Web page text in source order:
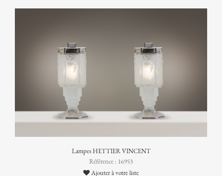
Lampes HETTIER VINCENT
Référence : 16953
Ajouter à votre liste